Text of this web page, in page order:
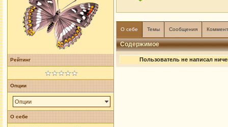
Рейтинг
Опции
Опции
О себе
О себе Темы Сообщения
Содержимое
Пользователь не написал